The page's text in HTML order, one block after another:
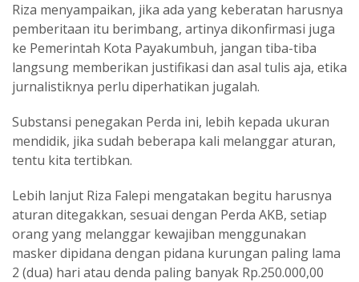
Riza menyampaikan, jika ada yang keberatan harusnya
pemberitaan itu berimbang, artinya dikonfirmasi juga
ke Pemerintah Kota Payakumbuh, jangan tiba-tiba
langsung memberikan justifikasi dan asal tulis aja, etika
jurnalistiknya perlu diperhatikan jugalah.
Substansi penegakan Perda ini, lebih kepada ukuran
mendidik, jika sudah beberapa kali melanggar aturan,
tentu kita tertibkan.
Lebih lanjut Riza Falepi mengatakan begitu harusnya
aturan ditegakkan, sesuai dengan Perda AKB, setiap
orang yang melanggar kewajiban menggunakan
masker dipidana dengan pidana kurungan paling lama
2 (dua) hari atau denda paling banyak Rp.250.000,00